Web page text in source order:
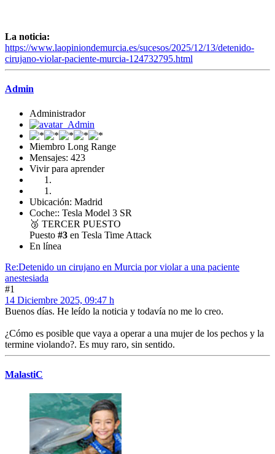
La noticia:
https://www.laopiniondemurcia.es/sucesos/2025/12/13/detenido-
cirujano-violar-paciente-murcia-124732795.html
Admin
Administrador
Miembro Long Range
Mensajes: 423
Vivir para aprender
Ubicación: Madrid
Coche:: Tesla Model 3 SR
🥉 TERCER PUESTO
Puesto #3 en Tesla Time Attack
En línea
Re:Detenido un cirujano en Murcia por violar a una paciente
anestesiada
#1
14 Diciembre 2025, 09:47 h
Buenos días. He leído la noticia y todavía no me lo creo.
¿Cómo es posible que vaya a operar a una mujer de los pechos y la
termine violando?. Es muy raro, sin sentido.
MalastiC